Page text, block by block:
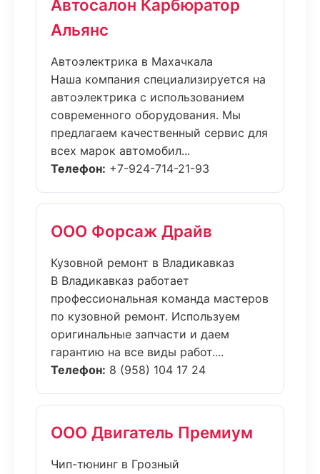
Автосалон Карбюратор
Альянс
Автоэлектрика в Махачкала
Наша компания специализируется на
автоэлектрика с использованием
современного оборудования. Мы
предлагаем качественный сервис для
всех марок автомобил...
Телефон: +7-924-714-21-93
ООО Форсаж Драйв
Кузовной ремонт в Владикавказ
В Владикавказ работает
профессиональная команда мастеров
по кузовной ремонт. Используем
оригинальные запчасти и даем
гарантию на все виды работ....
Телефон: 8 (958) 104 17 24
ООО Двигатель Премиум
Чип-тюнинг в Грозный